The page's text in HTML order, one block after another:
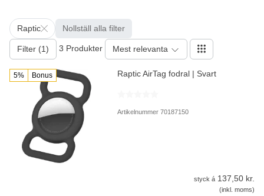
Raptic Nollställ alla filter
Filter (1) 3 Produkter Mest relevanta
5% Bonus Raptic AirTag fodral | Svart
Artikelnummer 70187150
styck á 137,50 kr.
(inkl. moms)